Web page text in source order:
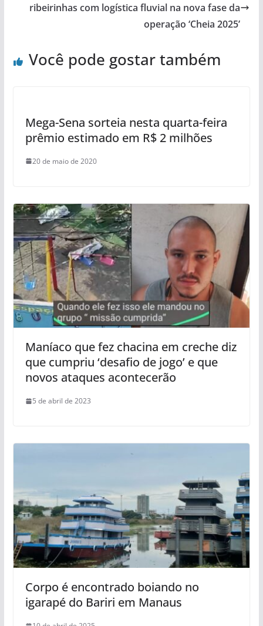
ribeirinhas com logística fluvial na nova fase da
operação ‘Cheia 2025’
Você pode gostar também
Mega-Sena sorteia nesta quarta-feira
prêmio estimado em R$ 2 milhões
20 de maio de 2020
Maníaco que fez chacina em creche diz
que cumpriu ‘desafio de jogo’ e que
novos ataques acontecerão
5 de abril de 2023
Corpo é encontrado boiando no
igarapé do Bariri em Manaus